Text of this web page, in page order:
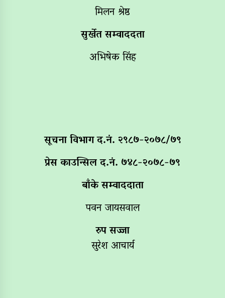
मिलन श्रेष्ठ
सुर्खेत सम्वाददता
अभिषेक सिंह
सूचना विभाग द‌.नं. २९८७-२०७८/७९
प्रेस काउन्सिल द.नं. ७४८-२०७८-७९
बाँके सम्वाददाता
पवन जायसवाल
रुप सज्जा
सुरेश आचार्य